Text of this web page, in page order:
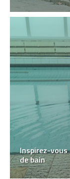
Inspirez-
de bain